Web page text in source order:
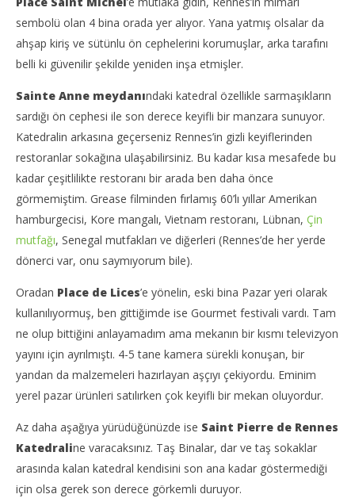
sembolü olan 4 bina orada yer alıyor. Yana yatmış olsalar da
ahşap kiriş ve sütünlu ön cephelerini korumuşlar, arka tarafını
belli ki güvenilir şekilde yeniden inşa etmişler.
Sainte Anne meydanındaki katedral özellikle sarmaşıkların
sardığı ön cephesi ile son derece keyifli bir manzara sunuyor.
Katedralin arkasına geçerseniz Rennes’in gizli keyiflerinden
restoranlar sokağına ulaşabilirsiniz. Bu kadar kısa mesafede bu
kadar çeşitlilikte restoranı bir arada ben daha önce
görmemiştim. Grease filminden fırlamış 60’lı yıllar Amerikan
hamburgecisi, Kore mangalı, Vietnam restoranı, Lübnan, Çin
mutfağı, Senegal mutfakları ve diğerleri (Rennes’de her yerde
dönerci var, onu saymıyorum bile).
Oradan Place de Lices’e yönelin, eski bina Pazar yeri olarak
kullanılıyormuş, ben gittiğimde ise Gourmet festivali vardı. Tam
ne olup bittiğini anlayamadım ama mekanın bir kısmı televizyon
yayını için ayrılmıştı. 4-5 tane kamera sürekli konuşan, bir
yandan da malzemeleri hazırlayan aşçıyı çekiyordu. Eminim
yerel pazar ürünleri satılırken çok keyifli bir mekan oluyordur.
Az daha aşağıya yürüdüğünüzde ise Saint Pierre de Rennes
Katedraline varacaksınız. Taş Binalar, dar ve taş sokaklar
arasında kalan katedral kendisini son ana kadar göstermediği
için olsa gerek son derece görkemli duruyor.